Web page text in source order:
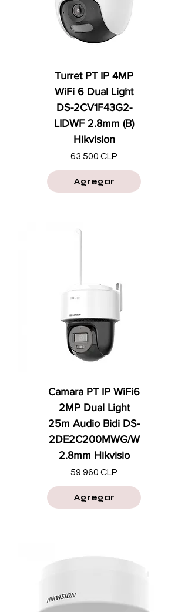
Turret PT IP 4MP
WiFi 6 Dual Light
DS-2CV1F43G2-
LIDWF 2.8mm (B)
Hikvision
Precio
63.500 CLP
Agregar
Camara PT IP WiFi6
2MP Dual Light
25m Audio Bidi DS-
2DE2C200MWG/W
2.8mm Hikvisio
Precio
59.960 CLP
Agregar